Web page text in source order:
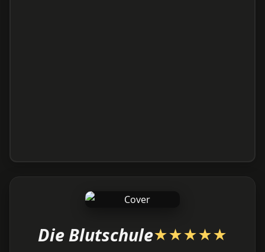
Die Blutschule★★★★★